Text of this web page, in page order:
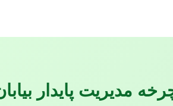
مدیریت پایدار